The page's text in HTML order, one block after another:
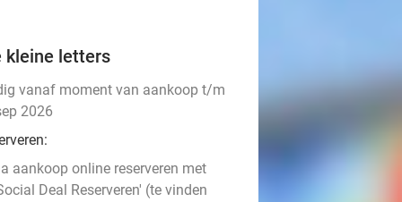
kleine letters
vanaf moment van aankoop t/m
2026
aankoop online reserveren met
Deal Reserveren' (te vinden